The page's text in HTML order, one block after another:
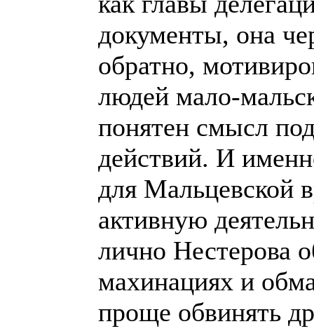
документы, она
обратно,
людей мало-
понятен смысл
действий. И
для Мальцевской
активную
лично Нестерова
махинациях и
проще обвинять